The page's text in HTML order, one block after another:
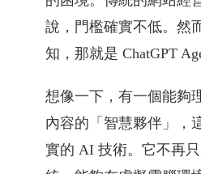
說，門檻確實不低。然
知，那就是 ChatGPT
想像一下，有一個能夠
內容的「智慧夥伴」，
實的 AI 技術。它不再